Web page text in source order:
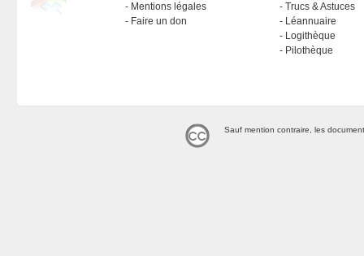
Mentions légales
Faire un don
Trucs & Astuces
Léannuaire
Logithèque
Pilothèque
Sauf mention contraire, les